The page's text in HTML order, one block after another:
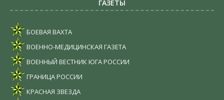
ГАЗЕТЫ
БОЕВАЯ ВАХТА
ВОЕННО-МЕДИЦИНСКАЯ ГАЗЕТА
ВОЕННЫЙ ВЕСТНИК ЮГА РОССИИ
ГРАНИЦА РОССИИ
КРАСНАЯ ЗВЕЗДА